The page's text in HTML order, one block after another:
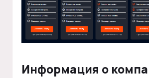
Информация о